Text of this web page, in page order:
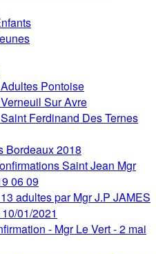
Pontoise
Sur Avre
Ferdinand Des Ternes
Bordeaux 2018
Saint Jean Mgr
06 09
adultes par Mgr J.P JAMES
01/2021
- Mgr Le Vert - 2 mai